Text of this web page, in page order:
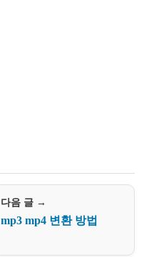
다음 글 →
mp3 mp4 변환 방법